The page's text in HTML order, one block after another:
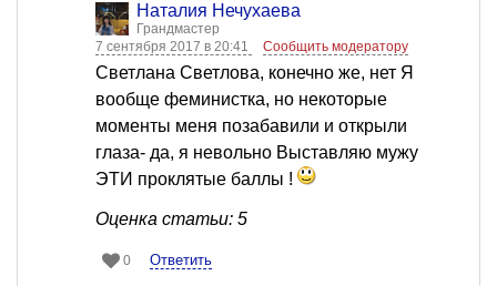
Наталия Нечухаева
Грандмастер
7 сентября 2017 в 20:41
Сообщить модератору
Светлана Светлова, конечно же, нет Я
вообще феминистка, но некоторые
моменты меня позабавили и открыли
глаза- да, я невольно Выставляю мужу
ЭТИ проклятые баллы !
Оценка статьи: 5
0 Ответить